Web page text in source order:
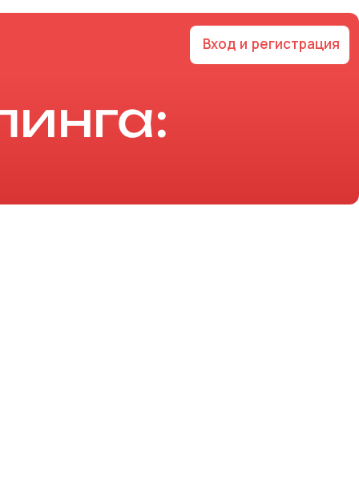
Вход и регистрация